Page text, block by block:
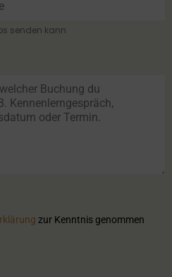
senden kann
zur Kenntnis genommen